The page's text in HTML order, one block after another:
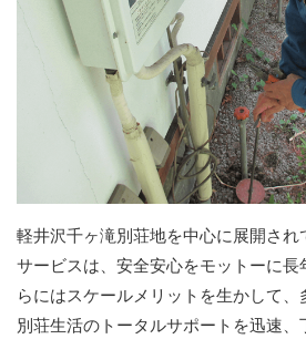
軽井沢千ヶ滝別荘地を中心に展開され
サービスは、安全安心をモットーに長
らにはスケールメリットを生かして
別荘生活のトータルサポートを迅速